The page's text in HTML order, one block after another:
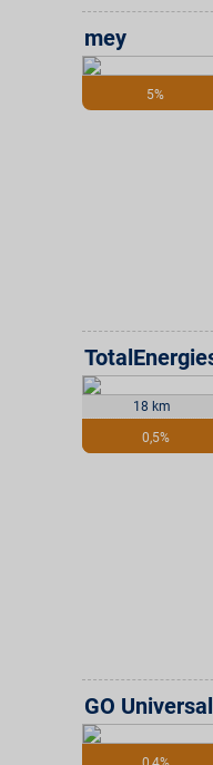
5%
mey
18 km
0,5%
GO